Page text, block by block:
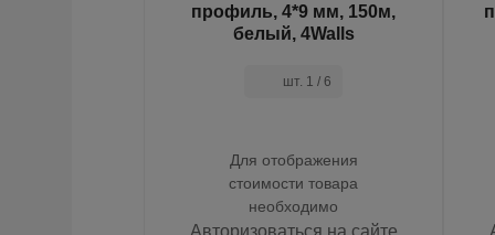
профиль, 4*9 мм, 150м,
белый, 4Walls
шт. 1 / 6
Для отображения
стоимости товара
необходимо
Авторизоваться на сайте